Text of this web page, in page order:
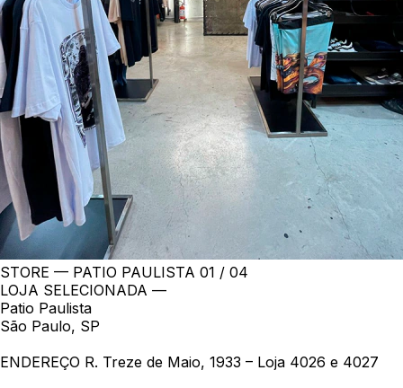
STORE — PATIO PAULISTA 01 / 04
LOJA SELECIONADA —
Patio Paulista
São Paulo, SP
ENDEREÇO R. Treze de Maio, 1933 – Loja 4026 e 4027